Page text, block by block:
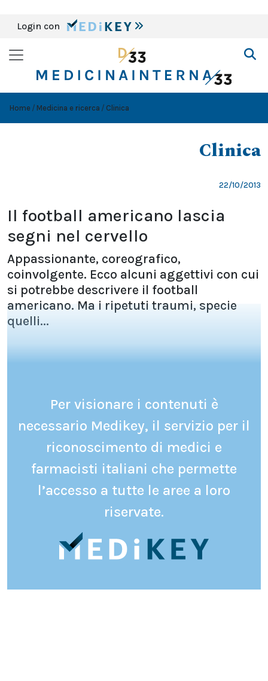
Login con
Home Medicina e ricerca Clinica
Clinica
22/10/2013
Il football americano lascia
segni nel cervello
Appassionante, coreografico,
coinvolgente. Ecco alcuni aggettivi con cui
si potrebbe descrivere il football
americano. Ma i ripetuti traumi, specie
quelli...
Per visionare i contenuti è
necessario Medikey, il servizio per il
riconoscimento di medici e
farmacisti italiani che permette
l’accesso a tutte le aree a loro
riservate.